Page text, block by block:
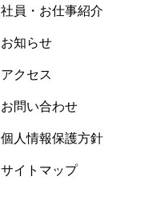
社員・お仕事紹介
お知らせ
アクセス
お問い合わせ
個人情報保護方針
サイトマップ